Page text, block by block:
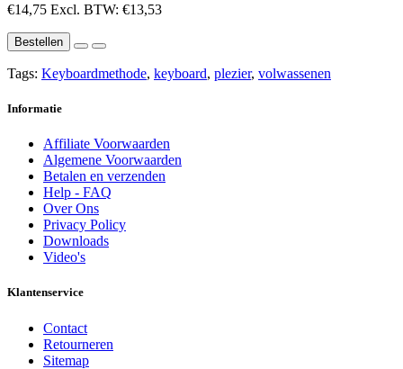
€14,75 Excl. BTW: €13,53
Bestellen
Tags: Keyboardmethode, keyboard, plezier, volwassenen
Informatie
Affiliate Voorwaarden
Algemene Voorwaarden
Betalen en verzenden
Help - FAQ
Over Ons
Privacy Policy
Downloads
Video's
Klantenservice
Contact
Retourneren
Sitemap